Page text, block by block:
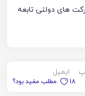
یکی از شرکت های دولتی تابعه
ایمیل
18
مطلب مفید بود؟